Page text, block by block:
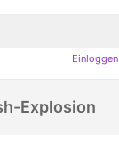
Einloggen
Explosion